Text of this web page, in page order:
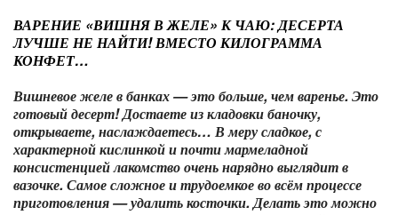
ВАРЕНИЕ «ВИШНЯ В ЖЕЛЕ» К ЧАЮ: ДЕСЕРТА
ЛУЧШЕ НЕ НАЙТИ! ВМЕСТО КИЛОГРАММА
КОНФЕТ…
Вишневое желе в банках — это больше, чем варенье. Это
готовый десерт! Достаете из кладовки баночку,
открываете, наслаждаетесь… В меру сладкое, с
характерной кислинкой и почти мармеладной
консистенцией лакомство очень нарядно выглядит в
вазочке. Самое сложное и трудоемкое во всём процессе
приготовления — удалить косточки. Делать это можно